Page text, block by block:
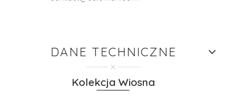
DANE TECHNICZNE
Kolekcja Wiosna